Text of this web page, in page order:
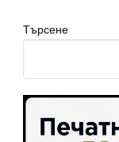
Търсене